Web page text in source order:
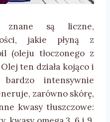
są liczne,
jakie płyną z
(oleju tłoczonego z
ten działa kojąco i
intensywnie
zarówno skórę,
kwasy tłuszczowe: